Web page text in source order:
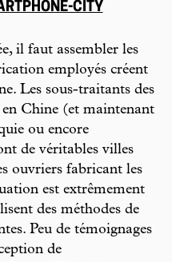
CITY
il faut assembler les
employés créent
Les sous-traitants des
Chine (et maintenant
ou encore
de véritables villes
ouvriers fabricant les
est extrêmement
des méthodes de
Peu de témoignages
de